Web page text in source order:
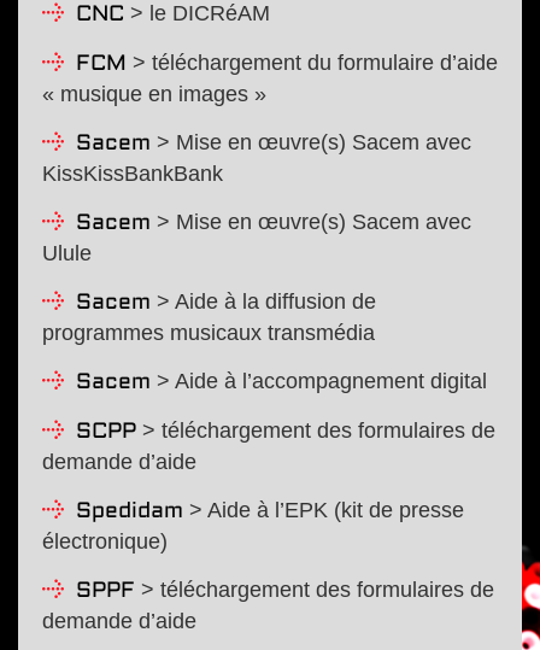
CNC > le DICRéAM
FCM > téléchargement du formulaire d’aide
« musique en images »
Sacem > Mise en œuvre(s) Sacem avec
KissKissBankBank
Sacem > Mise en œuvre(s) Sacem avec
Ulule
Sacem > Aide à la diffusion de
programmes musicaux transmédia
Sacem > Aide à l’accompagnement digital
SCPP > téléchargement des formulaires de
demande d’aide
Spedidam > Aide à l’EPK (kit de presse
électronique)
SPPF > téléchargement des formulaires de
demande d’aide